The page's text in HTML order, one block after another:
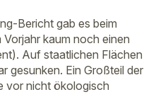
Bericht gab es beim
kaum noch einen
Auf staatlichen Flächen
gesunken. Ein Großteil der
vor nicht ökologisch